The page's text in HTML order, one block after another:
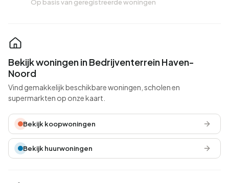
Op basis van geregistreerde woningen
Bekijk woningen in Bedrijventerrein Haven-
Noord
Vind gemakkelijk beschikbare woningen, scholen en
supermarkten op onze kaart.
Bekijk koopwoningen
Bekijk huurwoningen